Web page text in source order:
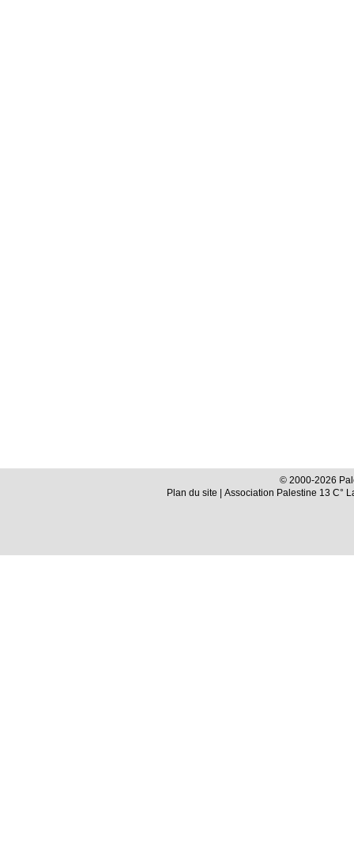
© 2000-2026
Plan du site | Association Palestine 13 C°